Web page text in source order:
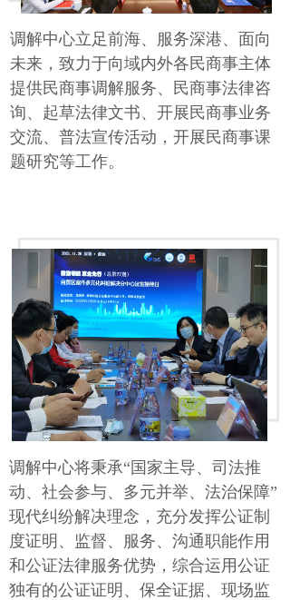
调解中心立足前海、服务深港、面向
未来，致力于向域内外各民商事主体
提供民商事调解服务、民商事法律咨
询、起草法律文书、开展民商事业务
交流、普法宣传活动，开展民商事课
题研究等工作。
调解中心将秉承“国家主导、司法推
动、社会参与、多元并举、法治保障”
现代纠纷解决理念，充分发挥公证制
度证明、监督、服务、沟通职能作用
和公证法律服务优势，综合运用公证
独有的公证证明、保全证据、现场监